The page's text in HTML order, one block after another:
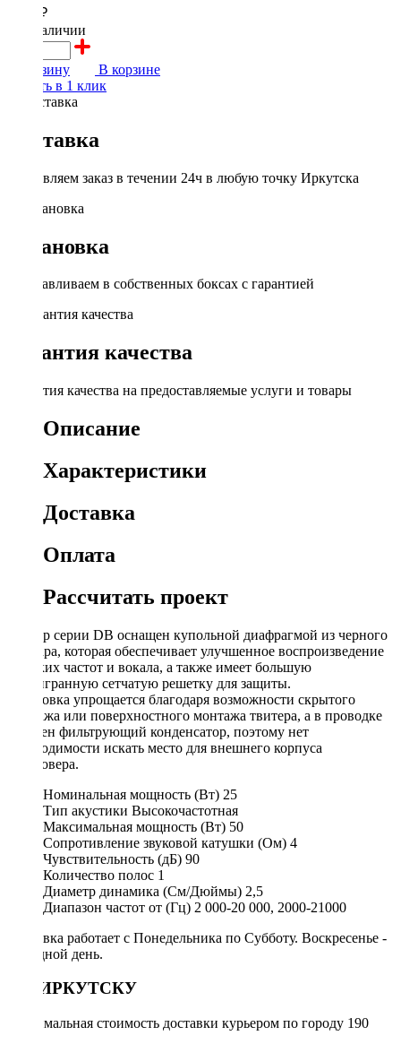
2200 ₽
в наличии
В корзину
В корзине
Купить в 1 клик
Доставка
Доставляем заказ в течении 24ч в любую точку Иркутска
Установка
Устанавливаем в собственных боксах с гарантией
Гарантия качества
Гарантия качества на предоставляемые услуги и товары
Описание
Характеристики
Доставка
Оплата
Рассчитать проект
Твитер серии DB оснащен купольной диафрагмой из черного
майлара, которая обеспечивает улучшенное воспроизведение
высоких частот и вокала, а также имеет большую
шестигранную сетчатую решетку для защиты.
Установка упрощается благодаря возможности скрытого
монтажа или поверхностного монтажа твитера, а в проводке
встроен фильтрующий конденсатор, поэтому нет
необходимости искать место для внешнего корпуса
кроссовера.
Номинальная мощность (Вт) 25
Тип акустики Высокочастотная
Максимальная мощность (Вт) 50
Сопротивление звуковой катушки (Ом) 4
Чувствительность (дБ) 90
Количество полос 1
Диаметр динамика (См/Дюймы) 2,5
Диапазон частот от (Гц) 2 000-20 000, 2000-21000
Доставка работает с Понедельника по Субботу. Воскресенье -
выходной день.
ПО ИРКУТСКУ
Минимальная стоимость доставки курьером по городу 190